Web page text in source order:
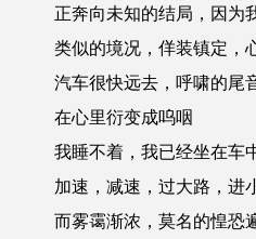
正奔向未知的结局，因为
类似的境况，佯装镇定，
汽车很快远去，呼啸的尾
在心里衍变成呜咽
我睡不着，我已经坐在车
加速，减速，过大路，进
而雾霭渐浓，莫名的惶恐